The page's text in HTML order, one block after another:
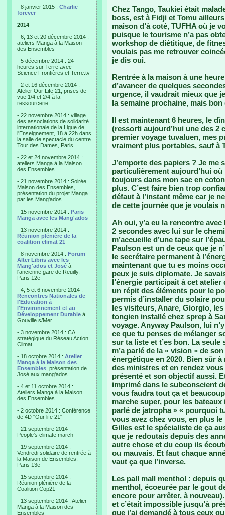
- 8 janvier 2015 : Charlie
forever
2014
- 6, 13 et 20 décembre 2014 :
ateliers Manga à la Maison
des Ensembles
- 5 décembre 2014 : 24
heures sur Terre avec
Science Frontières et Terre.tv
- 2 et 16 décembre 2014 :
Atelier Our Life 21, prises de
vue 1/4 et 2/4 à la
ressourcerie
- 22 novembre 2014 : village
des associations de solidarité
internationale de la Ligue de
l'Enseignement, 18 à 22h dans
la salle de spectacle du centre
Tour des Dames, Paris
- 22 et 24 novembre 2014 :
ateliers Manga à la Maison
des Ensembles
- 21 novembre 2014 : Soirée
Maison des Ensembles,
présentation du projet Manga
par les Mang'ados
- 15 novembre 2014 : Paris
Manga avec les Mang'ados
- 13 novembre 2014 :
Réunion plénière de la
coalition climat 21
- 8 novembre 2014 : Forum
Alter Libris avec les
Mang'ados et José à
l'ancienne gare de Reuilly,
Paris 12e
- 4, 5 et 6 novembre 2014 :
Rencontres Nationales de
l'Education à
l'Environnement et au
Développement Durable à
Gouville s/Mer
- 3 novembre 2014 : CA
stratégique du Réseau Action
Climat
- 18 octobre 2014 : Atelier
Manga à la Maison des
Ensembles , présentation de
José aux mang'ados
- 4 et 11 octobre 2014 :
Ateliers Manga à la Maison
des Ensembles
- 2 octobre 2014 : Conférence
de 4D "Our life 21"
- 21 septembre 2014 :
People's climate march
- 19 septembre 2014 :
Vendredi solidaire de rentrée à
la Maison de Ensembles,
Paris 13e
- 15 septembre 2014 :
Réunion plénière de la
Coalition Cop21
- 13 septembre 2014 : Atelier
Manga à la Maison des
Ensembles
Chez Tango, Taukiei était
boss, est à Fidji et Tomu
maison d’à coté, TUFHA où je
puisque le tourisme n’a pas
workshop de diétitique, de
voulais pas me retrouver
je dis oui.
Rentrée à la maison à une
d’avancer de quelques
urgence, il vaudrait mieux que
la semaine prochaine, mais
Il est maintenant 6 heures, le
(ressorti aujourd’hui une des 2
premier voyage tuvaluen, mes
vraiment plus portables, sauf à
J’emporte des papiers ? Je
particulièrement aujourd’hui
toujours dans mon sac en
plus. C’est faire bien trop
défaut à l’instant même car je
de cette journée que je voulais
Ah oui, y’a eu la rencontre
2 secondes avec lui sur le
m’accueille d’une tape sur
Paulson est un de ceux que je
le secrétaire permanent à
maintenant que tu es moins
peux je suis diplomate. Je
l’énergie participait à cet
un répit des éléments pour le
permis d’installer du solaire
les visiteurs, Anare, Giorgio,
tongien installé chez sprep à
voyage. Anyway Paulson, lui
ce que tu penses de mélanger
sur ta liste et t’es bon. La
m’a parlé de la « vision » de
énergétique en 2020. Bien sûr
des ministres et en rendez
présenté et son objectif aussi.
imprimé dans le subconscient
vous faudra tout ça et
marche super, pour les
parlé de jatropha » « pourquoi
vous avez chez vous, en plus
Gilles est le spécialiste de ça
que je redoutais depuis des
autre chose et du coup ils
ou mauvais. Et faut chaque
vaut ça que l’inverse.
Les pall mall menthol : depuis
menthol, écoeurée par le gout
encore pour arrêter, à
et c’était impossible jusqu’à
que j’ai demandé à tous ceux